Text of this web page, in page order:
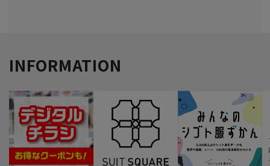
INFORMATION